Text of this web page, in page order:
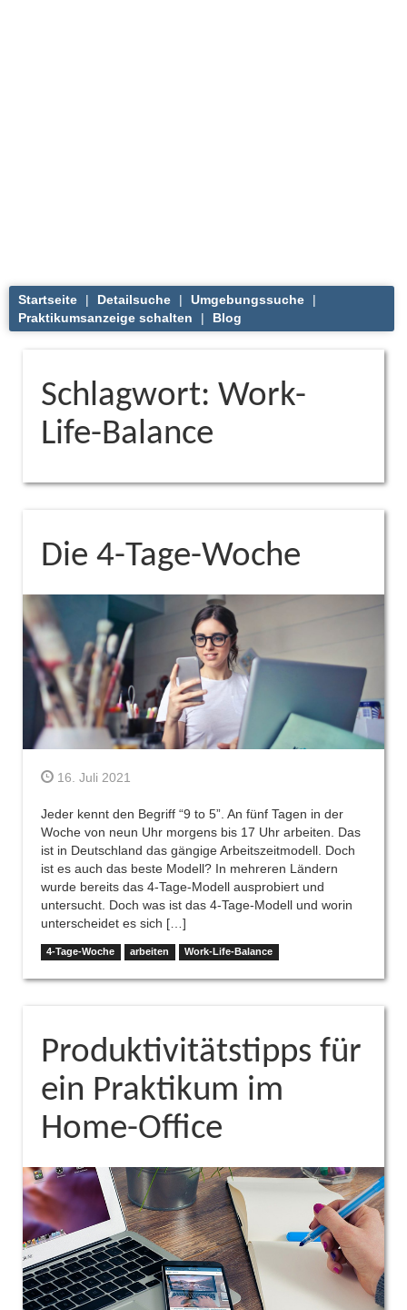
Startseite | Detailsuche | Umgebungssuche
|
Praktikumsanzeige schalten
| Blog
Schlagwort: Work-
Life-Balance
Die 4-Tage-Woche
16. Juli 2021
Jeder kennt den Begriff “9 to 5”. An fünf Tagen in der
Woche von neun Uhr morgens bis 17 Uhr arbeiten. Das
ist in Deutschland das gängige Arbeitszeitmodell. Doch
ist es auch das beste Modell? In mehreren Ländern
wurde bereits das 4-Tage-Modell ausprobiert und
untersucht. Doch was ist das 4-Tage-Modell und worin
unterscheidet es sich […]
4-Tage-Woche arbeiten Work-Life-Balance
Produktivitätstipps für
ein Praktikum im
Home-Office